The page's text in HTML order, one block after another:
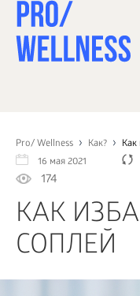
Pro/ Wellness Как?
Как
16 мая 2021
174
КАК
СОПЛЕЙ
СПОРТ
ЗДОРОВЬЕ
КРАСОТА
ПСИХОЛОГИЯ